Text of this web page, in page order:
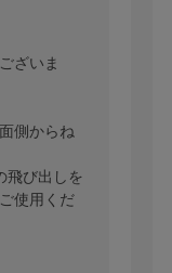
ざいま
側からね
飛び出しを
使用くだ